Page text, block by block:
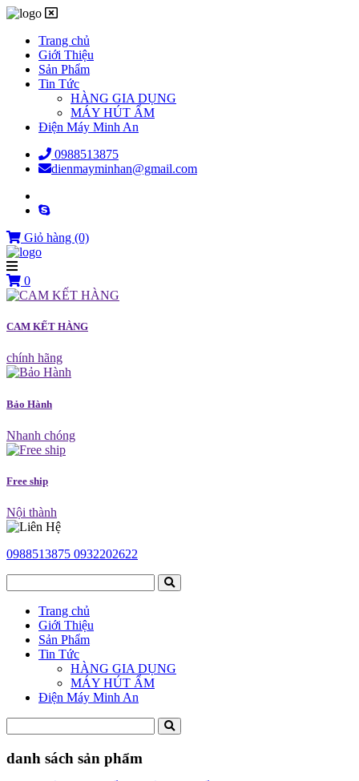
Trang chủ
Giới Thiệu
Sản Phẩm
Tin Tức
HÀNG GIA DỤNG
MÁY HÚT ẨM
Điện Máy Minh An
0988513875
dienmayminhan@gmail.com
Giỏ hàng (0)
0
CAM KẾT HÀNG
chính hãng
Bảo Hành
Nhanh chóng
Free ship
Nội thành
0988513875 0932202622
Trang chủ
Giới Thiệu
Sản Phẩm
Tin Tức
HÀNG GIA DỤNG
MÁY HÚT ẨM
Điện Máy Minh An
danh sách sản phẩm